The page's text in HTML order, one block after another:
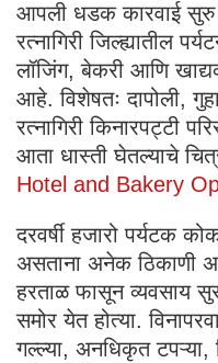
आपली धडक कारवाई सुरु
रत्नागिरी जिल्ह्यातील
लॉजिंग, बेकरी आणि
आहे. विशेषतः दापोली,
रत्नागिरी किनारपट्टी
आता धास्ती घेतल्याचे
Hotel and Bakery
दरवर्षी हजारो पर्यटक
असताना अनेक ठिकाणी
हरताळ फासून व्यवसाय
समोर येत होत्या.
गल्ल्या, अनधिकृत टपऱ्या,